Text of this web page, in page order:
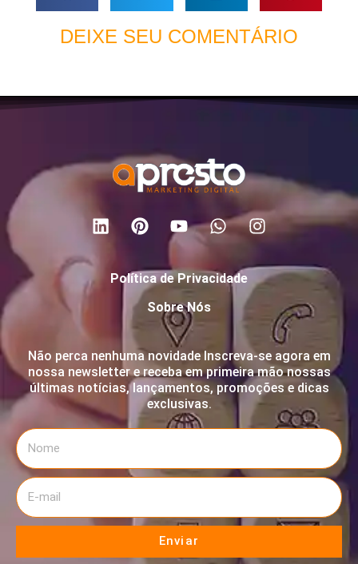
DEIXE SEU COMENTÁRIO
Política de Privacidade
Sobre Nós
Não perca nenhuma novidade Inscreva-se agora em
nossa newsletter e receba em primeira mão nossas
últimas notícias, lançamentos, promoções e dicas
exclusivas.
Enviar